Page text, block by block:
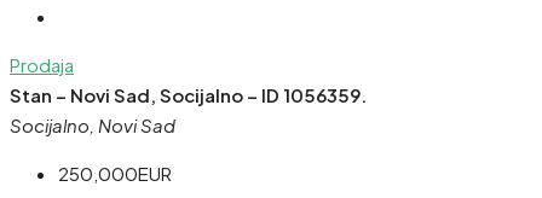
Prodaja
Stan – Novi Sad, Socijalno – ID 1056359.
Socijalno, Novi Sad
250,000EUR